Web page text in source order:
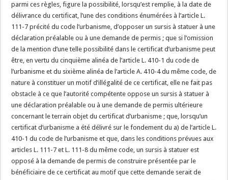
parmi ces règles, figure la possibilité, lorsqu’est remplie, à la date de
délivrance du certificat, l’une des conditions énumérées à l’article L.
111-7 précité du code l’urbanisme, d’opposer un sursis à statuer à une
déclaration préalable ou à une demande de permis ; que si l’omission
de la mention d’une telle possibilité dans le certificat d’urbanisme peut
être, en vertu du cinquième alinéa de l’article L. 410-1 du code de
l’urbanisme et du sixième alinéa de l’article A. 410-4 du même code, de
nature à constituer un motif d’illégalité de ce certificat, elle ne fait pas
obstacle à ce que l’autorité compétente oppose un sursis à statuer à
une déclaration préalable ou à une demande de permis ultérieure
concernant le terrain objet du certificat d’urbanisme ; que, lorsqu’un
certificat d’urbanisme a été délivré sur le fondement du a) de l’article L.
410-1 du code de l’urbanisme et que, dans les conditions prévues aux
articles L. 111-7 et L. 111-8 du même code, un sursis à statuer est
opposé à la demande de permis de construire présentée par le
bénéficiaire de ce certificat au motif que cette demande serait de